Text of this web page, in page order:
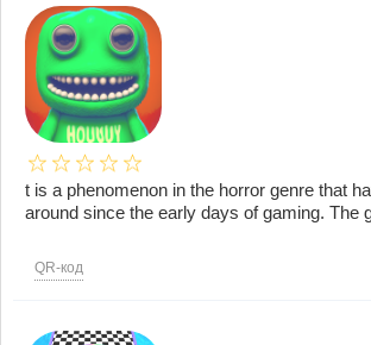
t is a phenomenon in the horror genre that
around since the early days of gaming. The
QR-код